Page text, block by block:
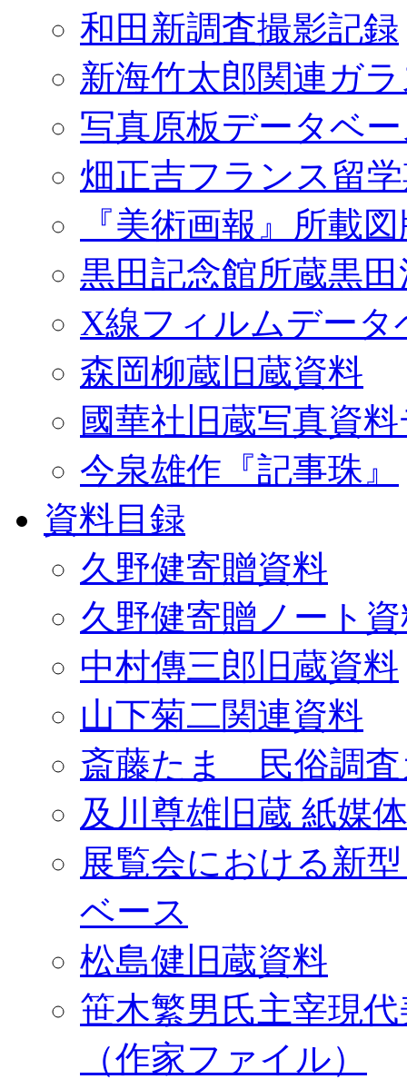
和田新調査撮影記録
新海竹太郎関連ガ
写真原板データベ
畑正吉フランス留
『美術画報』所載
黒田記念館所蔵黒
X線フィルムデータ
森岡柳蔵旧蔵資料
國華社旧蔵写真資
今泉雄作『記事珠』
資料目録
久野健寄贈資料
久野健寄贈ノート
中村傳三郎旧蔵資料
山下菊二関連資料
斎藤たま 民俗調査
及川尊雄旧蔵 紙媒
展覧会における新
ベース
松島健旧蔵資料
笹木繁男氏主宰現
（作家ファイル）